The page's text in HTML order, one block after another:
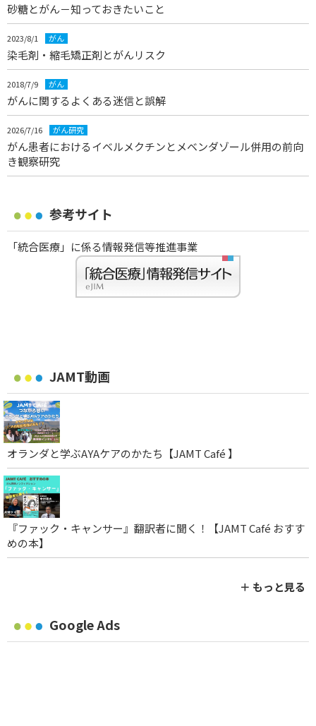
砂糖とがん－知っておきたいこと
2023/8/1 がん
染毛剤・縮毛矯正剤とがんリスク
2018/7/9 がん
がんに関するよくある迷信と誤解
2026/7/16 がん研究
がん患者におけるイベルメクチンとメベンダゾール併用の前向
き観察研究
参考サイト
「統合医療」に係る情報発信等推進事業
JAMT動画
オランダと学ぶAYAケアのかたち【JAMT Café 】
『ファック・キャンサー』翻訳者に聞く！【JAMT Café おすす
めの本】
＋ もっと見る
Google Ads